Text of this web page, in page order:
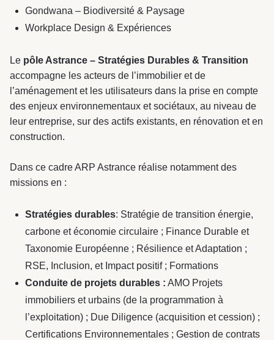
Gondwana – Biodiversité & Paysage
Workplace Design & Expériences
Le pôle Astrance – Stratégies Durables & Transition
accompagne les acteurs de l’immobilier et de
l’aménagement et les utilisateurs dans la prise en compte
des enjeux environnementaux et sociétaux, au niveau de
leur entreprise, sur des actifs existants, en rénovation et en
construction.
Dans ce cadre ARP Astrance réalise notamment des
missions en :
Stratégies durables: Stratégie de transition énergie,
carbone et économie circulaire ; Finance Durable et
Taxonomie Européenne ; Résilience et Adaptation ;
RSE, Inclusion, et Impact positif ; Formations
Conduite de projets durables : AMO Projets
immobiliers et urbains (de la programmation à
l’exploitation) ; Due Diligence (acquisition et cession) ;
Certifications Environnementales ; Gestion de contrats